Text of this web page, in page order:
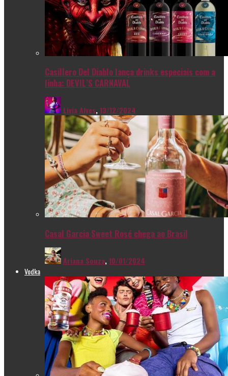
Casillero Del Diablo lança drinks especiais com a
linha: DEVIL’S CARNAVAL
Livia Alves,13/12/2024
Casal Garcia Sweet Rosé chega ao Brasil
Ariana Souza,10/01/2024
Vodka